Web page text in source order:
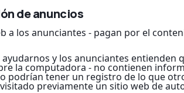
de anuncios
a los anunciantes - pagan por el
y los anunciantes entienden
la computadora - no contienen
podrían tener un registro de lo que
previamente un sitio web de